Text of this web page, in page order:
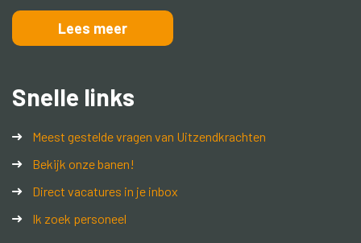
Lees meer
Snelle links
Meest gestelde vragen van Uitzendkrachten
Bekijk onze banen!
Direct vacatures in je inbox
Ik zoek personeel